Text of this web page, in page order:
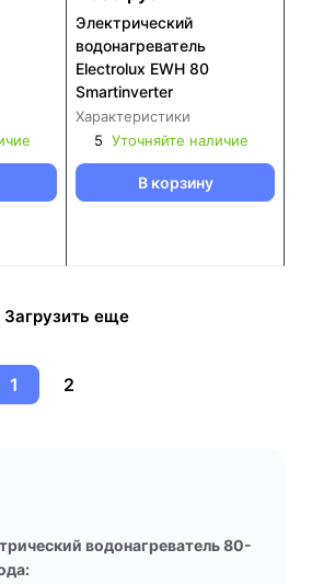
Электрический
водонагреватель
Electrolux EWH 80
Smartinverter
Характеристики
5 Уточняйте наличие
В корзину
Загрузить еще
1 2
водонагреватель 80-